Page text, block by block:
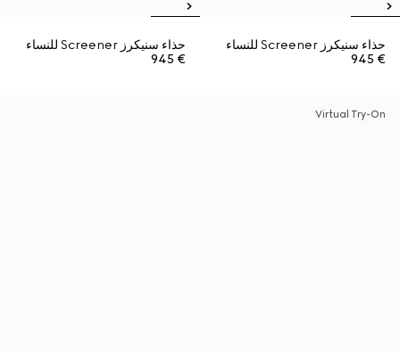
حذاء سنيكرز Screener للنساء
€ 945
حذاء سنيكرز Screener للنساء
€ 945
Virtual Try-On